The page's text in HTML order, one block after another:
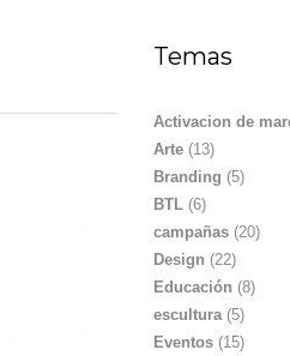
Temas
Activacion de
Arte (13)
Branding (5)
BTL (6)
campañas (20)
Design (22)
Educación (8)
escultura(5)
Eventos (15)